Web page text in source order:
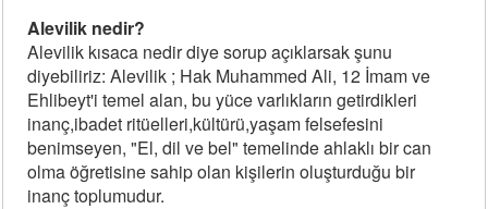
Alevilik nedir?
Alevilik kısaca nedir diye sorup açıklarsak şunu
diyebiliriz: Alevilik ; Hak Muhammed Ali, 12 İmam ve
Ehlibeyt'i temel alan, bu yüce varlıkların getirdikleri
inanç,ibadet ritüelleri,kültürü,yaşam felsefesini
benimseyen, "El, dil ve bel" temelinde ahlaklı bir can
olma öğretisine sahip olan kişilerin oluşturduğu bir
inanç toplumudur.